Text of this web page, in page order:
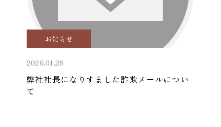
お知らせ
2026.01.28
弊社社長になりすました詐欺メールについ
て